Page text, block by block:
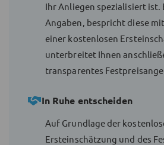
Ihr Anliegen spezialisiert ist.
Angaben, bespricht diese
einer kostenlosen
unterbreitet Ihnen
transparentes
In Ruhe entscheiden
Auf Grundlage der
Ersteinschätzung und des